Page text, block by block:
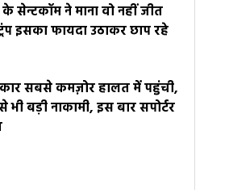
सेन्टकॉम ने माना वो नहीं जीत
इसका फायदा उठाकर छाप रहे
सबसे कमज़ोर हालत में पहुंची,
भी बड़ी नाकामी, इस बार सपोर्टर